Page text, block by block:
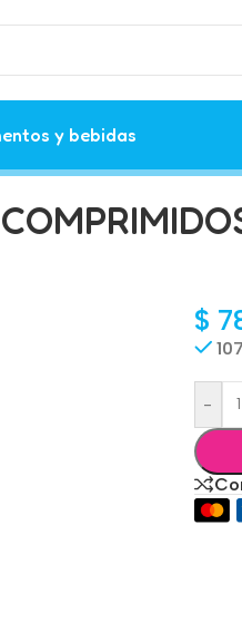
y bebidas
$
-